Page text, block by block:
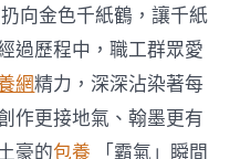
向金色千紙鶴，讓千紙
過歷程中，職工群眾愛
網精力，深深沾染著每
作更接地氣、翰墨更有
豪的包養 「霸氣」瞬間